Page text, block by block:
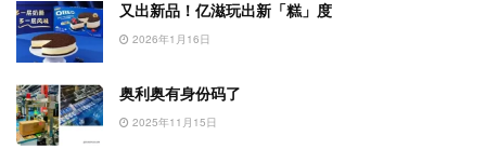
又出新品！亿滋玩出新「糕」度
2026年1月16日
奥利奥有身份码了
2025年11月15日